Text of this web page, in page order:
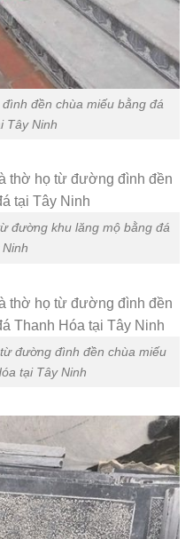
đền chùa miếu bằng đá
Tây Ninh
đường khu lăng mộ bằng đá
đường đình đền chùa miếu
tại Tây Ninh